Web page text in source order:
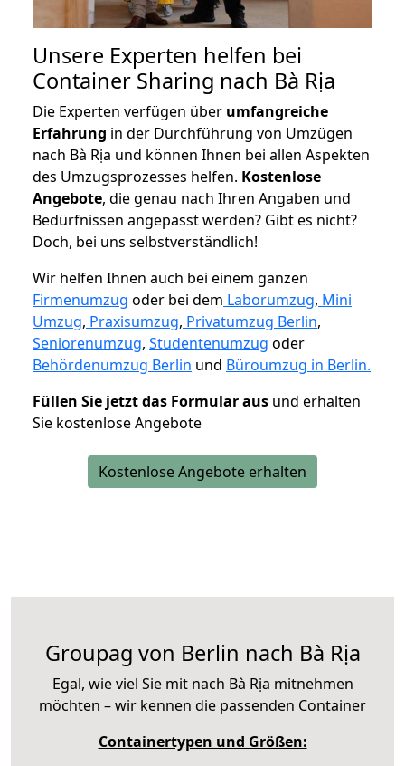
Unsere Experten helfen bei
Container Sharing nach Bà Rịa
Die Experten verfügen über umfangreiche
Erfahrung in der Durchführung von Umzügen
nach Bà Rịa und können Ihnen bei allen Aspekten
des Umzugsprozesses helfen. Kostenlose
Angebote, die genau nach Ihren Angaben und
Bedürfnissen angepasst werden? Gibt es nicht?
Doch, bei uns selbstverständlich!
Wir helfen Ihnen auch bei einem ganzen
Firmenumzug oder bei dem Laborumzug, Mini
Umzug, Praxisumzug, Privatumzug Berlin,
Seniorenumzug, Studentenumzug oder
Behördenumzug Berlin und Büroumzug in Berlin.
Füllen Sie jetzt das Formular aus und erhalten
Sie kostenlose Angebote
Kostenlose Angebote erhalten
Groupag von Berlin nach Bà Rịa
Egal, wie viel Sie mit nach Bà Rịa mitnehmen
möchten – wir kennen die passenden Container
Containertypen und Größen: